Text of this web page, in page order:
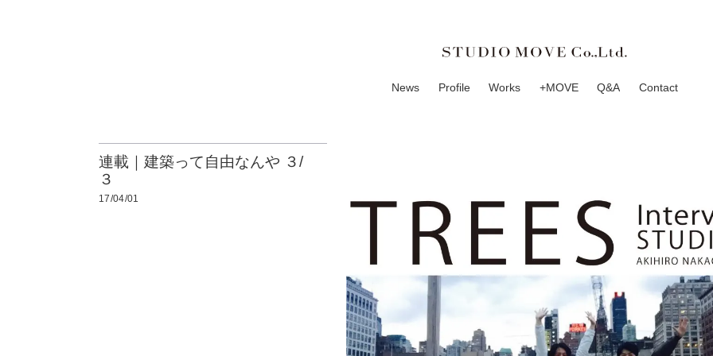
News Profile Works +MOVE Q&A Contact
連載｜建築って自由なんや ３/
３
17/04/01